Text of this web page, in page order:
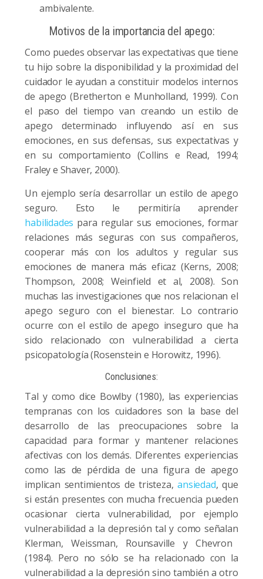
ambivalente.
Motivos de la importancia del apego:
Como puedes observar las expectativas que tiene
tu hijo sobre la disponibilidad y la proximidad del
cuidador le ayudan a constituir modelos internos
de apego(Bretherton e Munholland, 1999). Con
el paso del tiempo van creando un estilo de
apego determinado influyendo así en sus
emociones, en sus defensas, sus expectativas y
en su comportamiento (Collins e Read, 1994;
Fraley e Shaver, 2000).
Un ejemplo sería desarrollar un estilo de apego
seguro. Esto le permitiría aprender
habilidades para regular sus emociones, formar
relaciones más seguras con sus compañeros,
cooperar más con los adultos y regular sus
emociones de manera máseficaz (Kerns, 2008;
Thompson, 2008; Weinfield et al, 2008).Son
muchas las investigaciones que nos relacionan el
apego seguro con el bienestar. Lo contrario
ocurre con el estilo de apego inseguro que ha
sido relacionado con vulnerabilidad a cierta
psicopatología (Rosenstein e Horowitz, 1996).
Conclusiones:
Tal y como dice Bowlby (1980), las experiencias
tempranas con los cuidadores son la base del
desarrollo de las preocupaciones sobre la
capacidad para formar y mantener relaciones
afectivas con los demás. Diferentes experiencias
como las de pérdida de una figura de apego
implican sentimientos de tristeza,ansiedad, que
si están presentes con mucha frecuencia pueden
ocasionar cierta vulnerabilidad, por ejemplo
vulnerabilidad a la depresión tal y como señalan
Klerman, Weissman, Rounsaville y Chevron
(1984). Pero no sólo se ha relacionado con la
vulnerabilidad a la depresión sino también a otro